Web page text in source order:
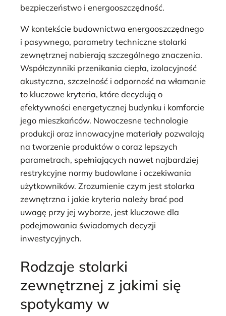
bezpieczeństwo i energooszczędność.
W kontekście budownictwa energooszczędnego
i pasywnego, parametry techniczne stolarki
zewnętrznej nabierają szczególnego znaczenia.
Współczynniki przenikania ciepła, izolacyjność
akustyczna, szczelność i odporność na włamanie
to kluczowe kryteria, które decydują o
efektywności energetycznej budynku i komforcie
jego mieszkańców. Nowoczesne technologie
produkcji oraz innowacyjne materiały pozwalają
na tworzenie produktów o coraz lepszych
parametrach, spełniających nawet najbardziej
restrykcyjne normy budowlane i oczekiwania
użytkowników. Zrozumienie czym jest stolarka
zewnętrzna i jakie kryteria należy brać pod
uwagę przy jej wyborze, jest kluczowe dla
podejmowania świadomych decyzji
inwestycyjnych.
Rodzaje stolarki
zewnętrznej z jakimi się
spotykamy w